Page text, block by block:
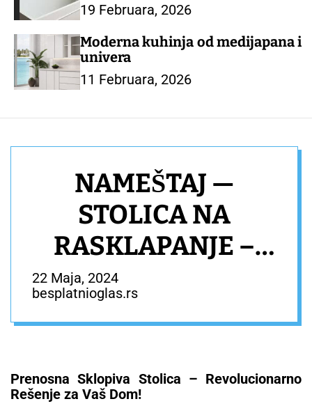
19 Februara, 2026
Moderna kuhinja od medijapana i
univera
11 Februara, 2026
NAMEŠTAJ —
STOLICA NA
RASKLAPANJE –
NAMEŠTAJ
22 Maja, 2024
besplatnioglas.rs
Prenosna Sklopiva Stolica – Revolucionarno
Rešenje za Vaš Dom!